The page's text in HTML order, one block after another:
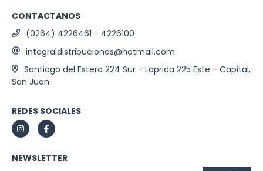
CONTACTANOS
(0264) 4226461 - 4226100
integraldistribuciones@hotmail.com
Santiago del Estero 224 Sur - Laprida 225 Este - Capital,
San Juan
REDES SOCIALES
NEWSLETTER